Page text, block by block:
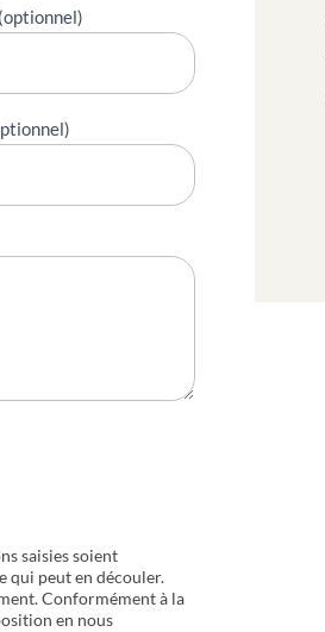
saisies soient
qui peut en découler.
Conformément à la
en nous